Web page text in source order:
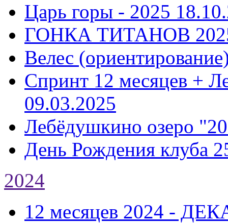
Царь горы - 2025
ГОНКА ТИТАНОВ
Велес
Спринт 12 месяцев +
09.03.2025
Лебёдушкино озеро
День Рождения клуба
2024
12 месяцев 2024 -